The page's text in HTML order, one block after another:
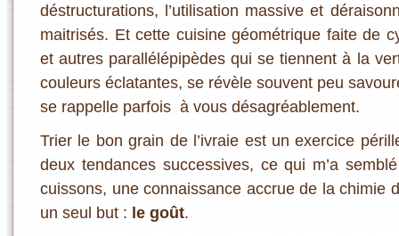
déstructurations, l’utilisation massive et
maitrisés. Et cette cuisine géométrique faite de
et autres parallélépipèdes qui se tiennent à la
couleurs éclatantes, se révèle souvent peu
se rappelle parfois à vous désagréablement.
Trier le bon grain de l’ivraie est un exercice
deux tendances successives, ce qui m’a
cuissons, une connaissance accrue de la
un seul but : le goût.